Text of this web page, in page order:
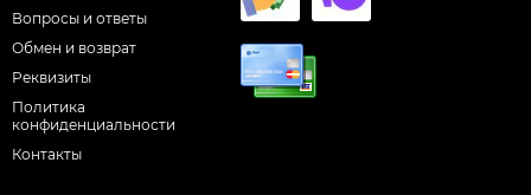
Вопросы и ответы
Обмен и возврат
Реквизиты
Политика
конфиденциальности
Контакты